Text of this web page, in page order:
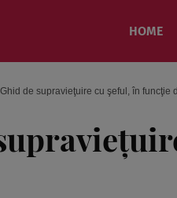
HOME
Ghid de supravieţuire cu şeful, în funcţie